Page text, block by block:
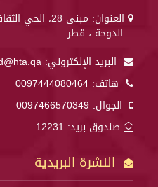
العنوان: مبنى 28، الحي الثقافي (كتارا)،
الدوحة ، قطر
البريد الإلكتروني:
هاتف: 0097444080464
الجوال: 0097466570349
صندوق بريد: 12231
النشرة البريدية